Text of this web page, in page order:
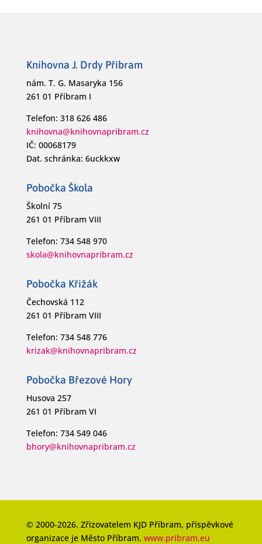
Knihovna J. Drdy Příbram
nám. T. G. Masaryka 156
261 01 Příbram I
Telefon: 318 626 486
knihovna@knihovnapribram.cz
IČ: 00068179
Dat. schránka: 6uckkxw
Pobočka Škola
Školní 75
261 01 Příbram VIII
Telefon: 734 548 970
skola@knihovnapribram.cz
Pobočka Křižák
Čechovská 112
261 01 Příbram VIII
Telefon: 734 548 776
krizak@knihovnapribram.cz
Pobočka Březové Hory
Husova 257
261 01 Příbram VI
Telefon: 734 549 046
bhory@knihovnapribram.cz
© 2000-2026. Zřizovatelem KJD Příbram, příspěvkové
organizace je Město Příbram. www.pribram.eu